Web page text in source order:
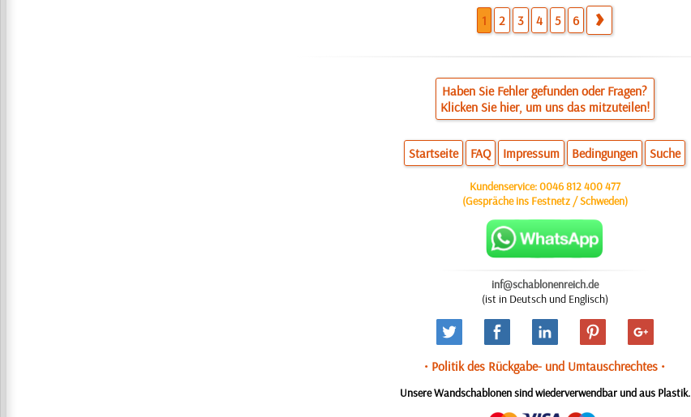
1 2 3 4 5 6
Haben Sie Fehler gefunden oder Fragen?
Klicken Sie hier, um uns das mitzuteilen!
Startseite FAQ Impressum Bedingungen Suche
Kundenservice:0046 812 400 477
(Gespräche ins Festnetz / Schweden)
inf@schablonenreich.de
(ist in Deutsch und Englisch)
• Politik des Rückgabe- und Umtauschrechtes •
Unsere Wandschablonen sind wiederverwendbar und aus Plastik.